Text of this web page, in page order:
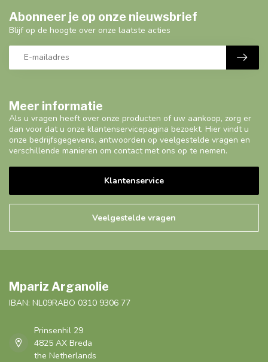
Meer informatie
Als u vragen heeft over onze producten of uw aankoop, zorg er
dan voor dat u onze klantenservicepagina bezoekt. Hier vindt u
onze bedrijfsgegevens, antwoorden op veelgestelde vragen en
verschillende manieren om contact met ons op te nemen.
Klantenservice
Veelgestelde vragen
Abonneer je op onze nieuwsbrief
Blijf op de hoogte over onze laatste acties
Mpariz Arganolie
IBAN: NL09RABO 0310 9306 77
Prinsenhil 29
4825 AX Breda
the Netherlands